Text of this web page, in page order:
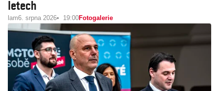
letech
lam6. srpna 2026 19:00Fotogalerie